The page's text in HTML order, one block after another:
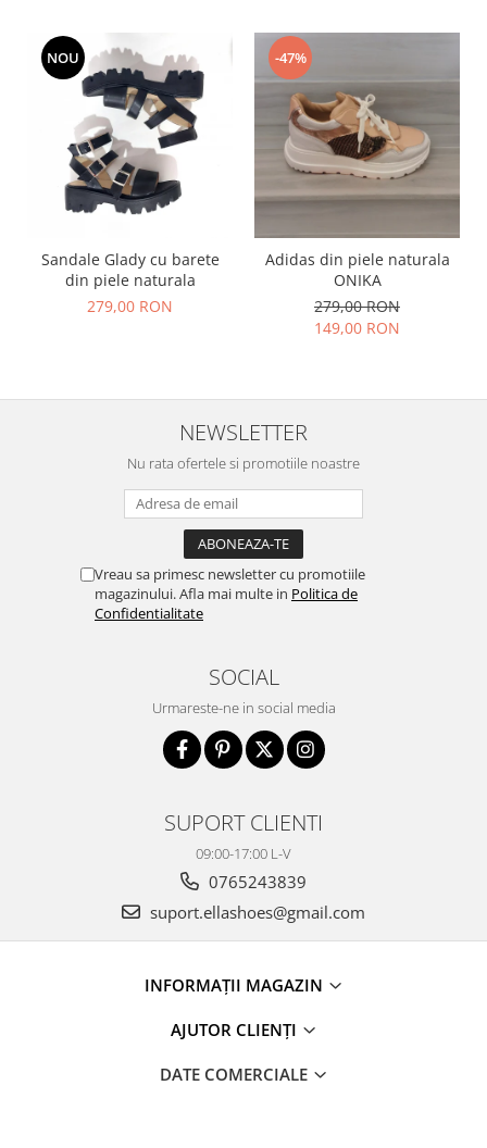
NOU
Sandale Glady cu barete
din piele naturala
279,00 RON
-47%
Adidas din piele naturala
ONIKA
279,00 RON
149,00 RON
NEWSLETTER
Nu rata ofertele si promotiile noastre
Vreau sa primesc newsletter cu promotiile
magazinului. Afla mai multe in Politica de
Confidentialitate
SOCIAL
Urmareste-ne in social media
SUPORT CLIENTI
09:00-17:00 L-V
0765243839
suport.ellashoes@gmail.com
INFORMAȚII MAGAZIN
AJUTOR CLIENȚI
DATE COMERCIALE